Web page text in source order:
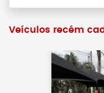
Veículos recém